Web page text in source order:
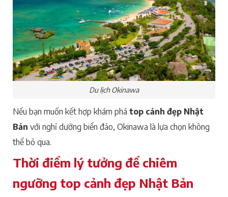
Du lịch Okinawa
Nếu bạn muốn kết hợp khám phá top cảnh đẹp Nhật
Bản với nghỉ dưỡng biển đảo, Okinawa là lựa chọn không
thể bỏ qua.
Thời điểm lý tưởng để chiêm
ngưỡng top cảnh đẹp Nhật Bản